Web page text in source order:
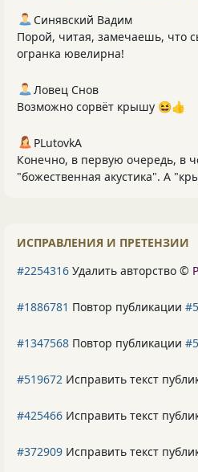
Синявский Вадим
Порой, читая, замечаешь, что
огранка ювелирна!
Ловец Снов
Возможно сорвёт крышу 😆👍
PLutоvkА
Конечно, в первую очередь, в
"божественная акустика". А
ИСПРАВЛЕНИЯ И ПРЕТЕНЗИИ
#2254316 Удалить авторство ©
#1886781 Повтор публикации
#1347568 Повтор публикации
#519672 Исправить текст
#425466 Исправить текст
#372909 Исправить текст